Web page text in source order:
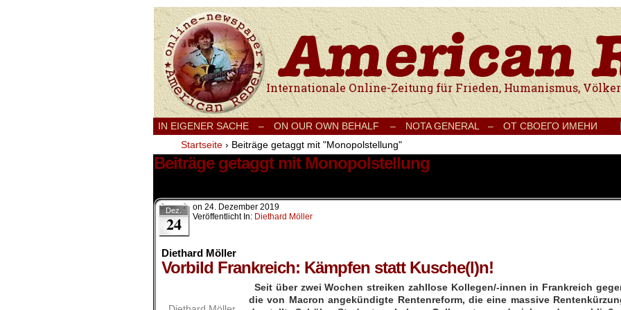
Internationale Onlinezeitung für Frieden, Humanismus, Völkerverständigung und
IN EIGENER SACHE – ON OUR OWN BEHALF – NOTA GENERAL – ОТ СВОЕГО ИМЕНИ
Startseite › Beiträge getaggt mit "Monopolstellung"
Beiträge getaggt mit Monopolstellung
Dez.
24
on 24. Dezember 2019
Veröffentlicht In: Diethard Möller
Diethard Möller
Vorbild Frankreich: Kämpfen statt Kusche(l)n!
Seit über zwei Wochen streiken zahllose Kollegen/-innen in Frankreich
die von Macron angekündigte Rentenreform, die eine massive